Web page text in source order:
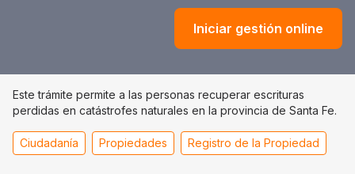
Iniciar gestión online
Este trámite permite a las personas recuperar escrituras
perdidas en catástrofes naturales en la provincia de Santa Fe.
Ciudadanía Propiedades Registro de la Propiedad